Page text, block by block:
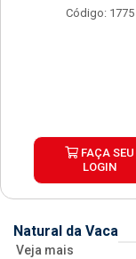
Código: 1775
FAÇA SEU
LOGIN
Natural da Vaca
Veja mais